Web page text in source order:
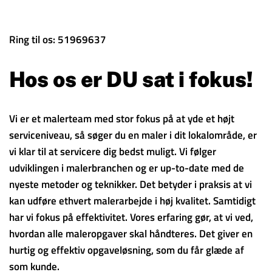
Ring til os: 51969637
Hos os er DU sat i fokus!
Vi er et malerteam med stor fokus på at yde et højt
serviceniveau, så søger du en maler i dit lokalområde, er
vi klar til at servicere dig bedst muligt. Vi følger
udviklingen i malerbranchen og er up-to-date med de
nyeste metoder og teknikker. Det betyder i praksis at vi
kan udføre ethvert malerarbejde i høj kvalitet. Samtidigt
har vi fokus på effektivitet. Vores erfaring gør, at vi ved,
hvordan alle maleropgaver skal håndteres. Det giver en
hurtig og effektiv opgaveløsning, som du får glæde af
som kunde.